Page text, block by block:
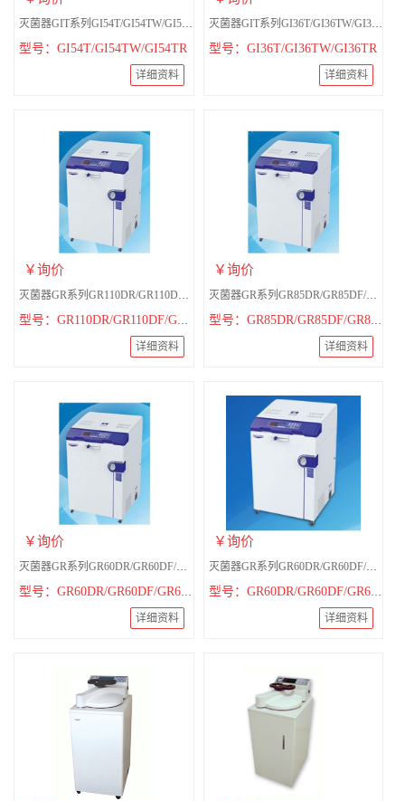
灭菌器GIT系列GI54T/GI54TW/GI54TR经济型
型号：GI54T/GI54TW/GI54TR
详细资料
灭菌器GIT系列GI36T/GI36TW/GI36TR经济型
型号：GI36T/GI36TW/GI36TR
详细资料
￥询价
灭菌器GR系列GR110DR/GR110DF/GR110DA
型号：GR110DR/GR110DF/GR110DA
详细资料
￥询价
灭菌器GR系列GR85DR/GR85DF/GR85DA
型号：GR85DR/GR85DF/GR85DA
详细资料
￥询价
灭菌器GR系列GR60DR/GR60DF/GR60DA
型号：GR60DR/GR60DF/GR60DA
详细资料
￥询价
灭菌器GR系列GR60DR/GR60DF/GR60DA/GR85DR/GR85DF/GR85DA/GR110DR/GR110DF/GR110DA
型号：GR60DR/GR60DF/GR60DA/GR85DR/GR85DF/GR85DA/GR110DR/GR110DF/GR110DA
详细资料